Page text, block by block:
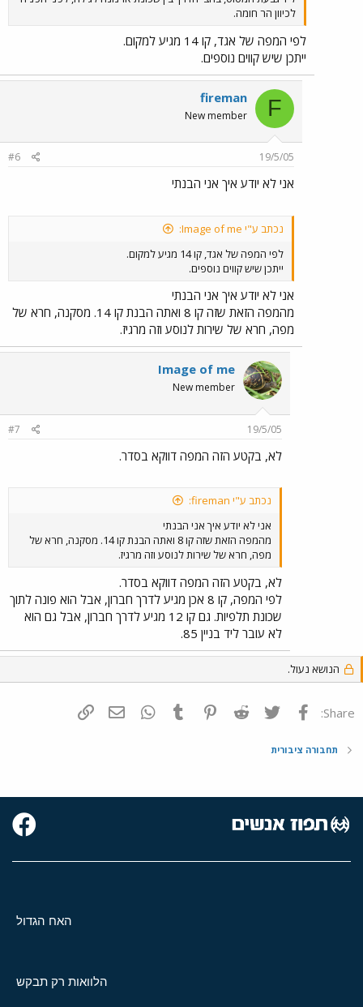
לכיוון הר חומה.
לפי המפה של אגד, קו 14 מגיע למקום.
ייתכן שיש קווים נוספים.
F
fireman
New member
19/5/05
#6
אני לא יודע איך אני הבנתי
נכתב ע"י Image of me:
לפי המפה של אגד, קו 14 מגיע למקום.
ייתכן שיש קווים נוספים.
אני לא יודע איך אני הבנתי
מהמפה הזאת שזה קו 8 ואתה הבנת קו 14. מסקנה, חרא של
מפה, חרא של שירות לנוסע וזה מרגיז.
Image of me
New member
19/5/05
#7
לא, בקטע הזה המפה דווקא בסדר.
נכתב ע"י fireman:
אני לא יודע איך אני הבנתי
מהמפה הזאת שזה קו 8 ואתה הבנת קו 14. מסקנה, חרא של
מפה, חרא של שירות לנוסע וזה מרגיז.
לא, בקטע הזה המפה דווקא בסדר.
לפי המפה, קו 8 אכן מגיע לדרך חברון, אבל הוא פונה לתוך
שכונת תלפיות. גם קו 12 מגיע לדרך חברון, אבל גם הוא
לא עובר ליד בניין 85.
הנושא נעול.
Share: פייסבוק Twitter
Reddit
Pinterest
Tumblr
WhatsAppדואר אלקטרוני
תחבורה ציבורית
האח הגדול
הלוואות רק תבקש